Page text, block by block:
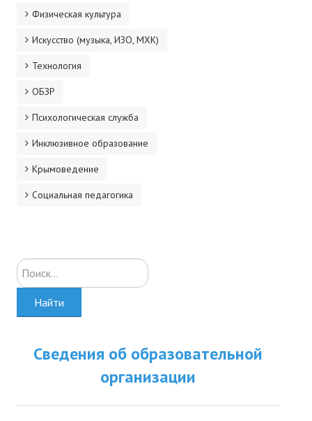
Физическая культура
Искусство (музыка, ИЗО, МХК)
Технология
ОБЗР
Психологическая служба
Инклюзивное образование
Крымоведение
Социальная педагогика
Искать...
Найти
Сведения об образовательной
организации